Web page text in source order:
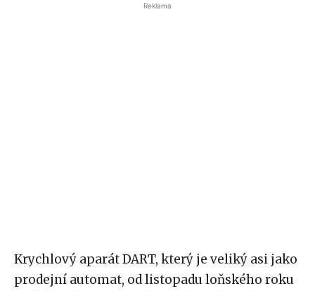
Reklama
Krychlový aparát DART, který je veliký asi jako
prodejní automat, od listopadu loňského roku